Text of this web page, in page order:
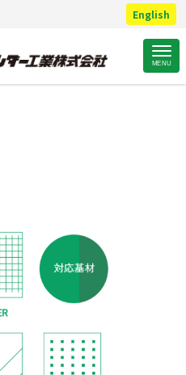
English
MENU